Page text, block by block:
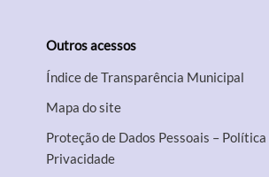
Outros acessos
Índice de Transparência Municipal
Mapa do site
Proteção de Dados Pessoais – Política
Privacidade